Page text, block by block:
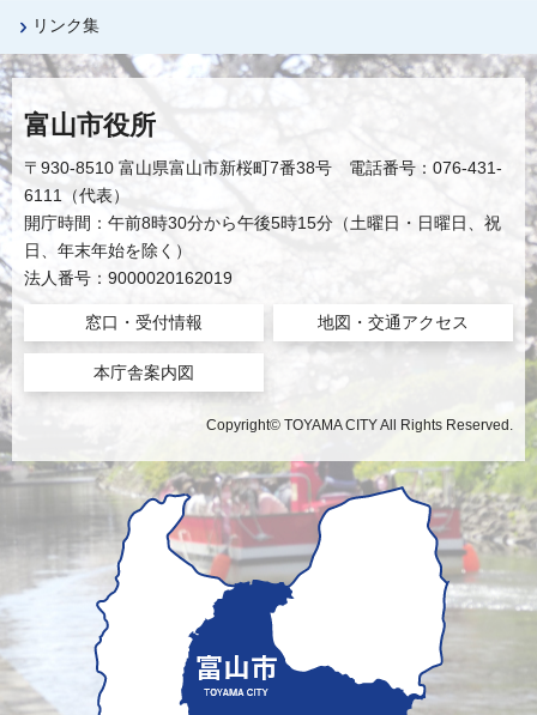
リンク集
富山市役所
〒930-8510 富山県富山市新桜町7番38号 電話番号：076-431-
6111（代表）
開庁時間：午前8時30分から午後5時15分（土曜日・日曜日、祝
日、年末年始を除く）
法人番号：9000020162019
窓口・受付情報 地図・交通アクセス
本庁舎案内図
Copyright© TOYAMA CITY All Rights Reserved.